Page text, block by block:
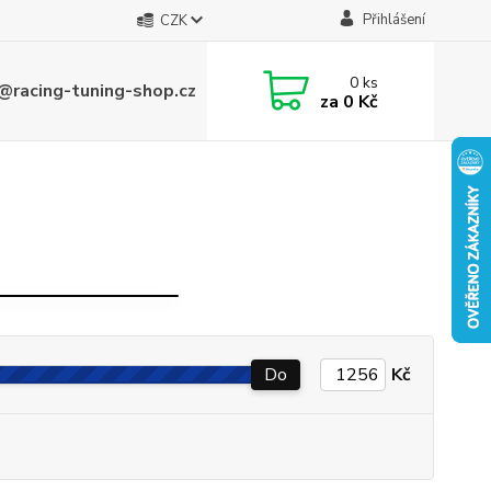
CZK Přihlášení
tuning-shop.cz 0ks
za 0 Kč
Do Kč